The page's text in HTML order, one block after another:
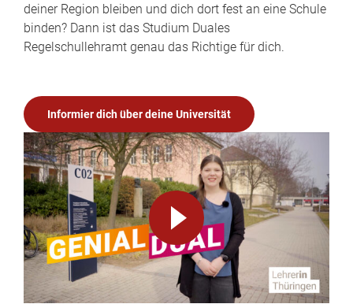
deiner Region bleiben und dich dort fest an eine Schule
binden? Dann ist das Studium Duales
Regelschullehramt genau das Richtige für dich.
Informier dich über deine Universität
Video
abspielen